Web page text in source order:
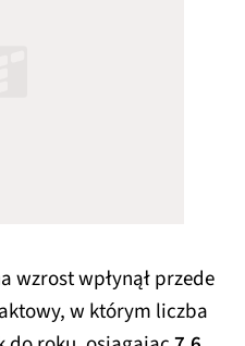
wzrost wpłynął przede
w którym liczba